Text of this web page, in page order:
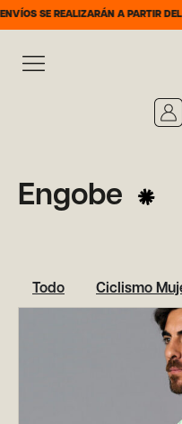
SE REALIZARÁN A PARTIR DEL
Engobe
Todo Ciclismo